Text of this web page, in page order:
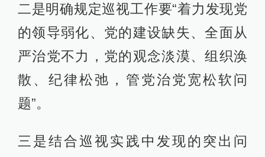
二是明确规定巡视工作要“着力发现党
的领导弱化、党的建设缺失、全面从
严治党不力，党的观念淡漠、组织涣
散、纪律松弛，管党治党宽松软问
题”。
三是结合巡视实践中发现的突出问